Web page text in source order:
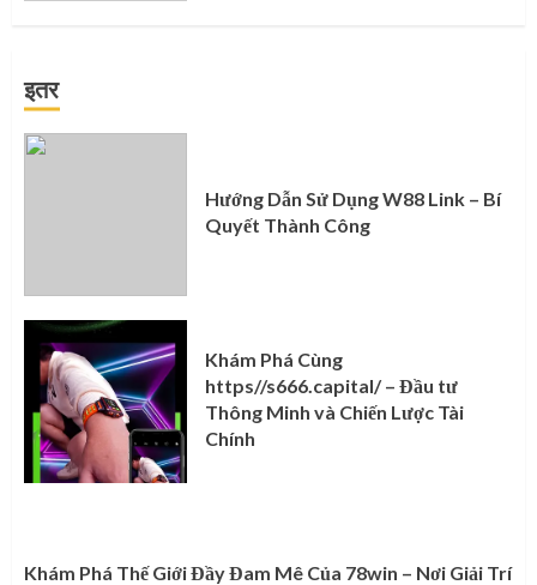
इतर
Hướng Dẫn Sử Dụng W88 Link – Bí
Quyết Thành Công
Khám Phá Cùng
https//s666.capital/ – Đầu tư
Thông Minh và Chiến Lược Tài
Chính
Khám Phá Thế Giới Đầy Đam Mê Của 78win – Nơi Giải Trí